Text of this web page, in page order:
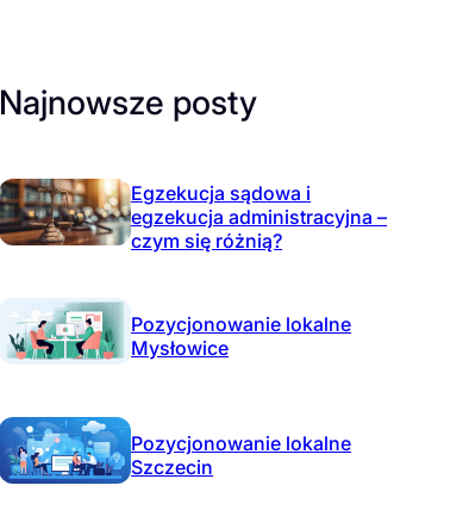
Najnowsze posty
Egzekucja sądowa i
egzekucja administracyjna –
czym się różnią?
Pozycjonowanie lokalne
Mysłowice
Pozycjonowanie lokalne
Szczecin